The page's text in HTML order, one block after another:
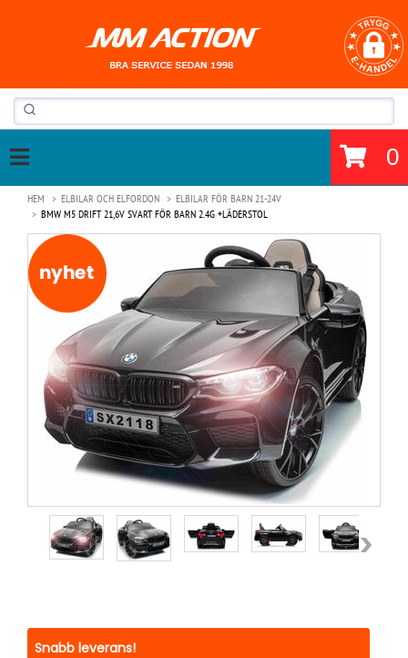
0
HEM ELBILAR OCH ELFORDON
ELBILAR FÖR BARN 21-24V
BMW M5 DRIFT 21,6V SVART FÖR BARN 2.4G +LÄDERSTOL
Snabb leverans!